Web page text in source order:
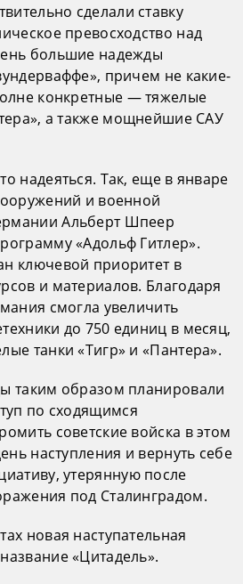
сделали ставку
превосходство над
большие надежды
причем не какие-
конкретные — тяжелые
а также мощнейшие САУ
надеяться. Так, еще в январе
и военной
Альберт Шпеер
«Адольф Гитлер».
ключевой приоритет в
и материалов. Благодаря
смогла увеличить
до 750 единиц в месяц,
танки «Тигр» и «Пантера».
таким образом планировали
по сходящимся
советские войска в этом
наступления и вернуть себе
утерянную после
под Сталинградом.
новая наступательная
«Цитадель».